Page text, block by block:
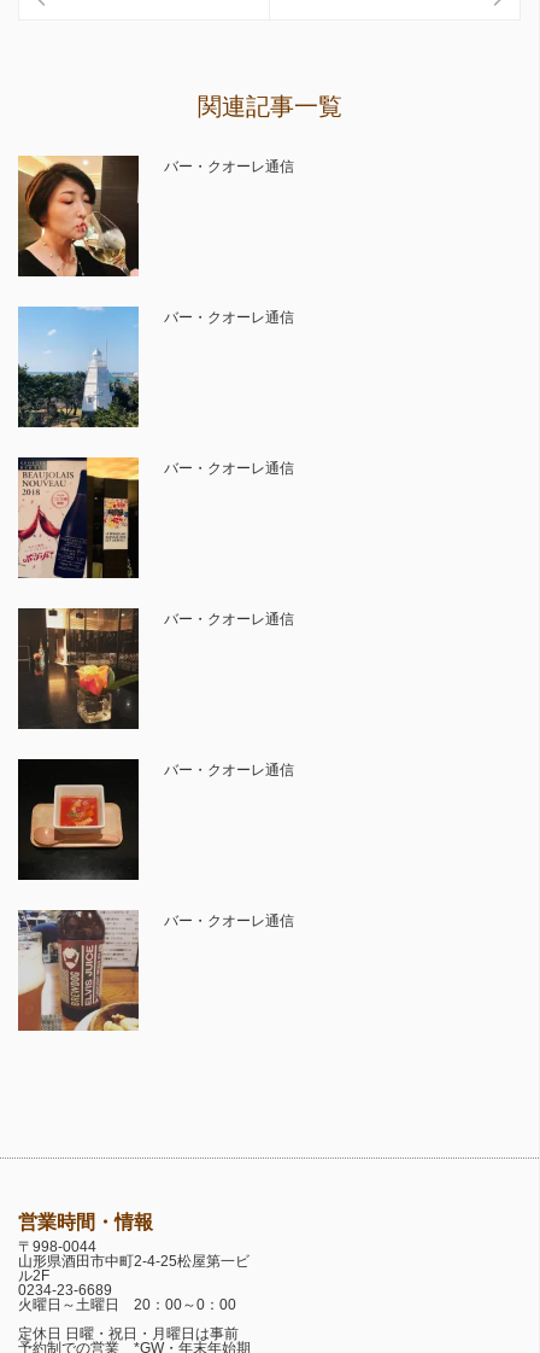
関連記事一覧
バー・クオーレ通信
バー・クオーレ通信
バー・クオーレ通信
バー・クオーレ通信
バー・クオーレ通信
バー・クオーレ通信
営業時間・情報
〒998-0044
山形県酒田市中町2-4-25松屋第一ビ
ル2F
0234-23-6689
火曜日～土曜日 20：00～0：00
定休日 日曜・祝日・月曜日は事前
予約制での営業 *GW・年末年始期